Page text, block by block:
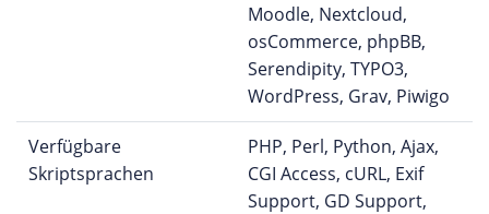
Moodle, Nextcloud,
osCommerce, phpBB,
Serendipity, TYPO3,
WordPress, Grav, Piwigo
Verfügbare
Skriptsprachen
PHP, Perl, Python, Ajax,
CGI Access, cURL, Exif
Support, GD Support,